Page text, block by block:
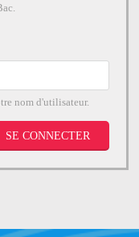
nom d'utilisateur.